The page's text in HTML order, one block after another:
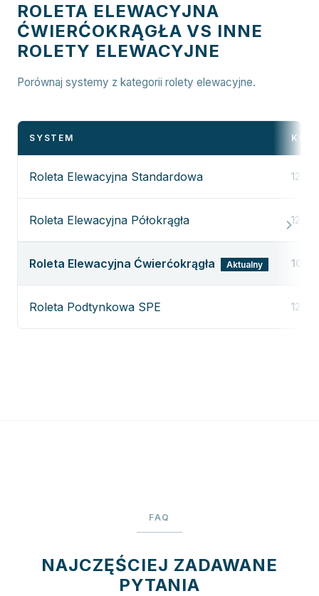
ROLETA ELEWACYJNA
ĆWIERĆOKRĄGŁA VS INNE
ROLETY ELEWACYJNE
Porównaj systemy z kategorii rolety elewacyjne.
SYSTEM
Roleta Elewacyjna Standardowa 12
Roleta Elewacyjna Półokrągła 12
Roleta Elewacyjna Ćwierćokrągła Aktualny 10
Roleta Podtynkowa SPE 12
FAQ
NAJCZĘŚCIEJ ZADAWANE
PYTANIA